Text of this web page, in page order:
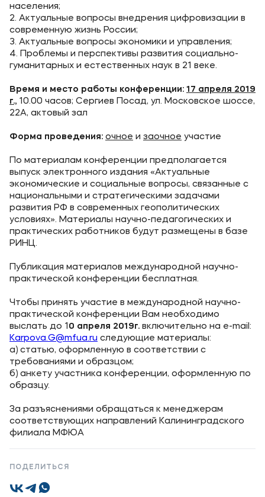
Объявления
Новости
Контакты
Банковские реквизиты
+7 (495) 221-10-01
+7 (800) 200-80-66
Полезное
Об образовательной организации
Банковские реквизиты
Мы в соцсетях
Подобрать программу
населения;
2. Актуальные вопросы внедрения цифровизации в
современную жизнь России;
3. Актуальные вопросы экономики и управления;
4. Проблемы и перспективы развития социально-
гуманитарных и естественных наук в 21 веке.
Время и место работы конференции: 17 апреля 2019
г., 10.00 часов; Сергиев Посад, ул. Московское шоссе,
22А, актовый зал
Форма проведения: очное и заочное участие
По материалам конференции предполагается
выпуск электронного издания «Актуальные
экономические и социальные вопросы, связанные с
национальными и стратегическими задачами
развития РФ в современных геополитических
условиях». Материалы научно-педагогических и
практических работников будут размещены в базе
РИНЦ.
Публикация материалов международной научно-
практической конференции бесплатная.
Чтобы принять участие в международной научно-
практической конференции Вам необходимо
выслать до 1 0 апреля 2019г. включительно на e-mail:
Karpova.G@mfua.ru следующие материалы:
а) статью, оформленную в соответствии с
требованиями и образцом;
б) анкету участника конференции, оформленную по
образцу.
За разъяснениями обращаться к менеджерам
соответствующих направлений Калининградского
филиала МФЮА
ПОДЕЛИТЬСЯ